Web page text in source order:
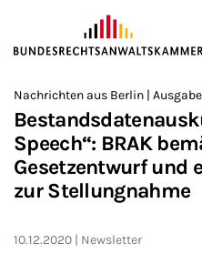
ZUM HAUPTINHALT
Sie befinden sich hier:
>
Startseite
>
Newsroom
>
Nachrichten aus Berlin |
Speech“: BRAK
Gesetzentwurf und
zur Stellungnahme
10.12.2020 Newsletter